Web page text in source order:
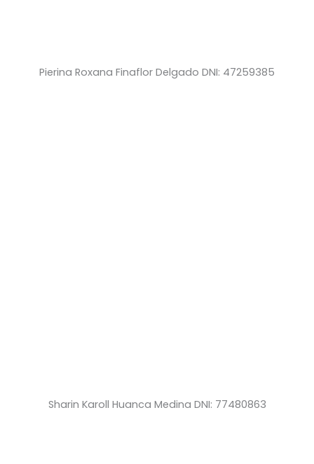
Pierina Roxana Finaflor Delgado DNI: 47259385
Sharin Karoll Huanca Medina DNI: 77480863